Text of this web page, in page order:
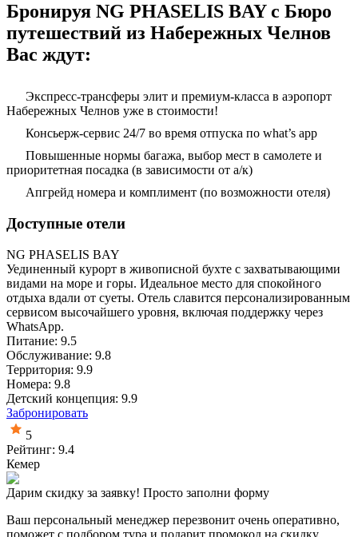
Бронируя NG PHASELIS BAY с Бюро
путешествий из Набережных Челнов
Вас ждут:
Экспресс-трансферы элит и премиум-класса в аэропорт
Набережных Челнов уже в стоимости!
Консьерж-сервис 24/7 во время отпуска по what’s app
Повышенные нормы багажа, выбор мест в самолете и
приоритетная посадка (в зависимости от а/к)
Апгрейд номера и комплимент (по возможности отеля)
Доступные отели
NG PHASELIS BAY
Уединенный курорт в живописной бухте с захватывающими
видами на море и горы. Идеальное место для спокойного
отдыха вдали от суеты. Отель славится персонализированным
сервисом высочайшего уровня, включая поддержку через
WhatsApp.
Питание: 9.5
Обслуживание: 9.8
Территория: 9.9
Номера: 9.8
Детский концепция: 9.9
Забронировать
5
Рейтинг: 9.4
Кемер
Дарим скидку за заявку! Просто заполни форму
Ваш персональный менеджер перезвонит очень оперативно,
поможет с подбором тура и подарит промокод на скидку.